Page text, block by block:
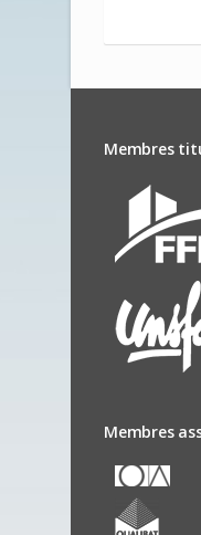
Membres
Membres